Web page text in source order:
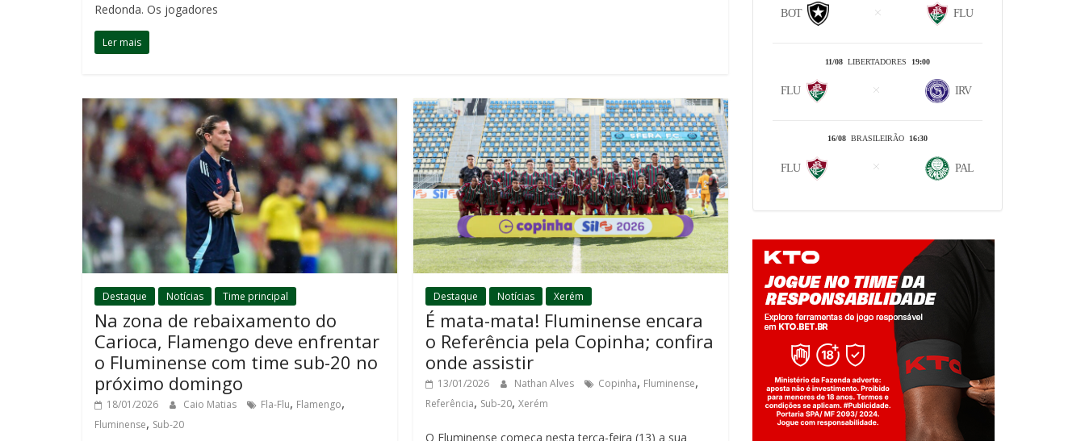
Redonda. Os jogadores
Ler mais
Destaque Notícias Time principal
Na zona de rebaixamento do
Carioca, Flamengo deve enfrentar
o Fluminense com time sub-20 no
próximo domingo
18/01/2026 Caio Matias Fla-Flu, Flamengo,
Fluminense, Sub-20
Destaque Notícias Xerém
É mata-mata! Fluminense encara
o Referência pela Copinha; confira
onde assistir
13/01/2026 Nathan Alves Copinha, Fluminense,
Referência, Sub-20,Xerém
O Fluminense começa nesta terça-feira (13) a sua
BOT FLU
11/08 LIBERTADORES 19:00
FLU IRV
16/08 BRASILEIRÃO 16:30
FLU PAL